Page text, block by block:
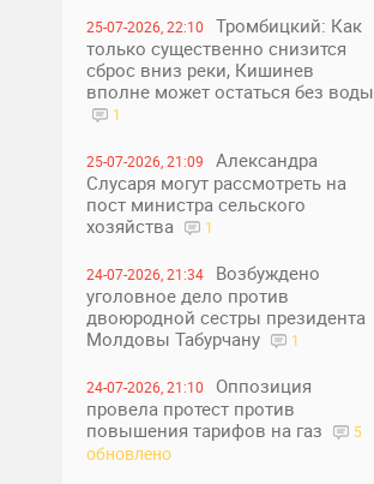
25-07-2026, 22:10
Тромбицкий: Как
только существенно снизится
сброс вниз реки, Кишинев
вполне может остаться без воды
1
25-07-2026, 21:09
Александра
Слусаря могут рассмотреть на
пост министра сельского
хозяйства
1
24-07-2026, 21:34
Возбуждено
уголовное дело против
двоюродной сестры президента
Молдовы Табурчану
1
24-07-2026, 21:10
Оппозиция
провела протест против
повышения тарифов на газ
5
обновлено